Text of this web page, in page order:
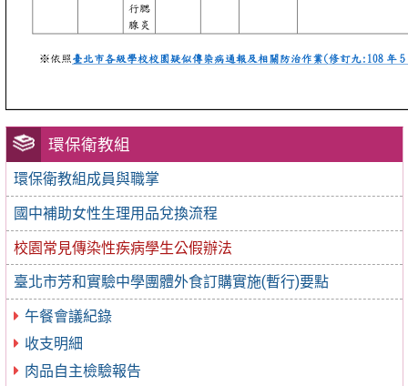
環保衛教組
環保衛教組成員與職掌
國中補助女性生理用品兌換流程
校園常見傳染性疾病學生公假辦法
臺北市芳和實驗中學團體外食訂購實施(暫行)要點
午餐會議紀錄
收支明細
肉品自主檢驗報告